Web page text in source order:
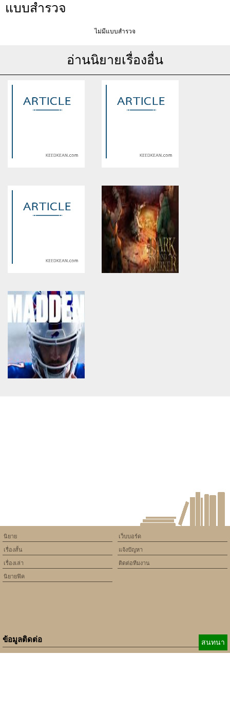
แบบสำรวจ
ไม่มีแบบสำรวจ
อ่านนิยายเรื่องอื่น
assumed 'article_topic' (this
will throw an Error in a future
/home/keedkean/domains/keedkean.com/public_html/include/article/
Warning: Use of undefined
constant article_topic -
assumed 'article_topic' (this
will throw an Error in a future
version of PHP) in
/home/keedkean/domains/
on line534
วิธี เทคนิคที่จะช่วยให้ทำกำไร
ได้จาก slot pg
Warning: Use of undefined
constant article_topic -
assumed 'article_topic' (this
will throw an Error in a future
version of PHP) in
/home/keedkean/domains/keedkean.com/public_html/include/article/
on line
เสือมังกรบนค่าย sexy gaming
คืออะไร มีจุดเด่นอะไรบ้าง
เว็บบอร์ด
แจ้งปัญหา
ติดต่อทีมงาน
นิยาย
เรื่องสั้น
เรื่องเล่า
นิยายฟิค
ข้อมูลติดต่อ สนทนา